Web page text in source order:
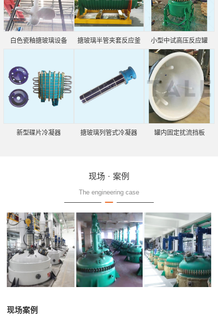
白色瓷釉搪玻璃设备 搪玻璃半管夹套反应釜 小型中试高压反应罐
新型碟片冷凝器 搪玻璃列管式冷凝器 罐内固定扰流挡板
现场 · 案例
The engineering case
现场案例